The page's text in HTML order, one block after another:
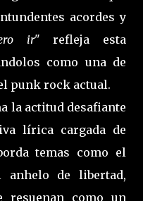
acordes y
ir"refleja esta
como una de
punk rock actual.
la actitud desafiante
lírica cargada de
temas como el
anhelo de libertad,
resuenan como un